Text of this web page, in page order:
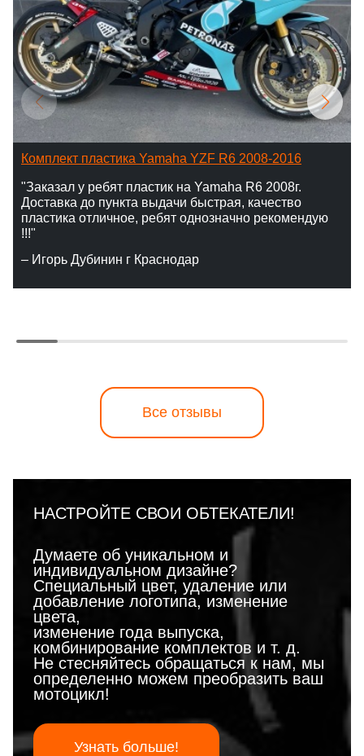
Комплект пластика Yamaha YZF R6 2008-2016
"Заказал у ребят пластик на Yamaha R6 2008г.
Доставка до пункта выдачи быстрая, качество
пластика отличное, ребят однозначно рекомендую
!!!"
– Игорь Дубинин г Краснодар
Все отзывы
НАСТРОЙТЕ СВОИ ОБТЕКАТЕЛИ!
Думаете об уникальном и
индивидуальном дизайне?
Специальный цвет, удаление или
добавление логотипа, изменение
цвета,
изменение года выпуска,
комбинирование комплектов и т. д.
Не стесняйтесь обращаться к нам, мы
определенно можем преобразить ваш
мотоцикл!
Узнать больше!